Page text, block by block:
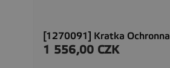
[1270091] Kratka Ochronna
Cena
1 556,00 CZK